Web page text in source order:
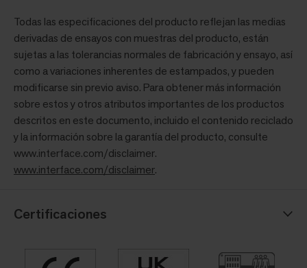
Todas las especificaciones del producto reflejan las medias
derivadas de ensayos con muestras del producto, están
sujetas a las tolerancias normales de fabricación y ensayo, así
como a variaciones inherentes de estampados, y pueden
modificarse sin previo aviso. Para obtener más información
sobre estos y otros atributos importantes de los productos
descritos en este documento, incluido el contenido reciclado
y la información sobre la garantía del producto, consulte
www.interface.com/disclaimer.
www.interface.com/disclaimer.
Certificaciones